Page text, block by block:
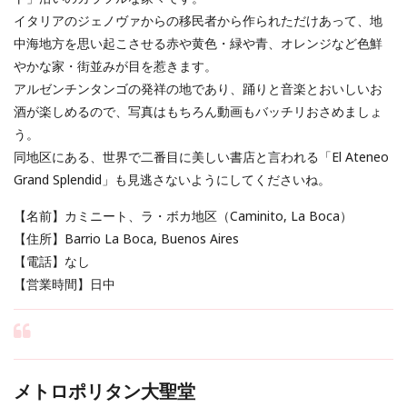
イタリアのジェノヴァからの移民者から作られただけあって、地
中海地方を思い起こさせる赤や黄色・緑や青、オレンジなど色鮮
やかな家・街並みが目を惹きます。
アルゼンチンタンゴの発祥の地であり、踊りと音楽とおいしいお
酒が楽しめるので、写真はもちろん動画もバッチリおさめましょ
う。
同地区にある、世界で二番目に美しい書店と言われる「El Ateneo
Grand Splendid」も見逃さないようにしてくださいね。
【名前】カミニート、ラ・ボカ地区（Caminito, La Boca）
【住所】Barrio La Boca, Buenos Aires
【電話】なし
【営業時間】日中
メトロポリタン大聖堂